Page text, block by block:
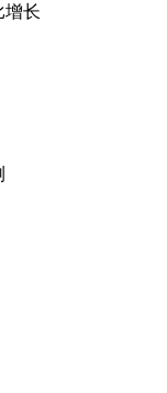
增长